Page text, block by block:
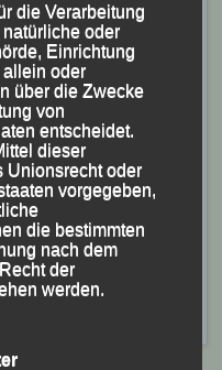
„ALOHA-
dem österreichischen
Siezenheim und
Gesamtfünfter und
und zeigte sich
und Ergebnis.
|Markiert mit
die Verarbeitung
oder
Einrichtung
oder
über die Zwecke
von
entscheidet.
dieser
Unionsrecht oder
vorgegeben,
die bestimmten
nach dem
der
werden.